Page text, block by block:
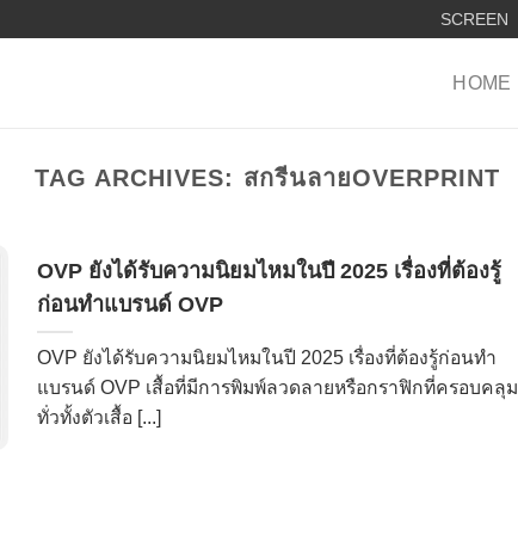
SCREEN
HOME
TAG ARCHIVES: สกรีนลายOVERPRINT
OVP ยังได้รับความนิยมไหมในปี 2025 เรื่องที่ต้องรู้
ก่อนทำแบรนด์ OVP
OVP ยังได้รับความนิยมไหมในปี 2025 เรื่องที่ต้องรู้ก่อนทำ
แบรนด์ OVP เสื้อที่มีการพิมพ์ลวดลายหรือกราฟิกที่ครอบคลุม
ทั่วทั้งตัวเสื้อ [...]